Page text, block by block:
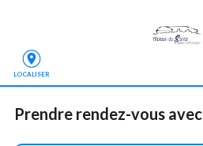
LOCALISER
Prendre rendez-vous avec